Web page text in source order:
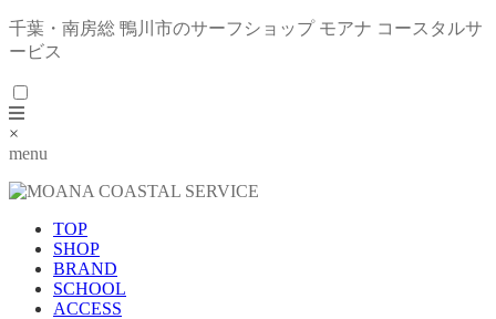
千葉・南房総 鴨川市のサーフショップ モアナ コースタルサ
ービス
×
menu
TOP
SHOP
BRAND
SCHOOL
ACCESS